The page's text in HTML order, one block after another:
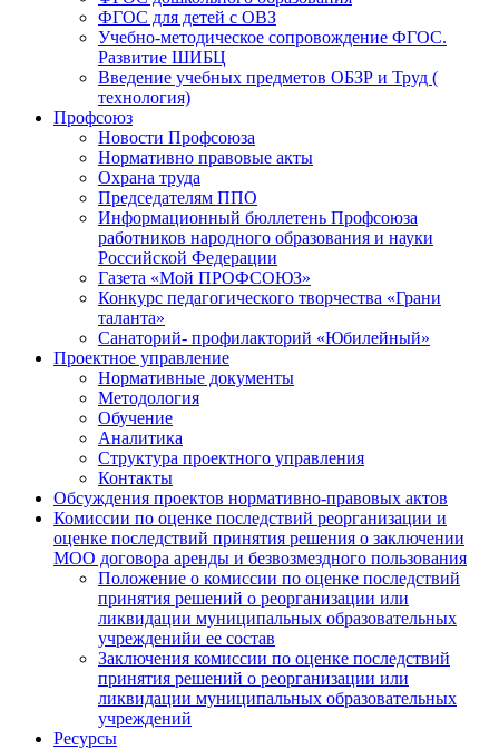
ФГОС для детей с ОВЗ
Учебно-методическое сопровождение ФГОС.
Развитие ШИБЦ
Введение учебных предметов ОБЗР и Труд (
технология)
Профсоюз
Новости Профсоюза
Нормативно правовые акты
Охрана труда
Председателям ППО
Информационный бюллетень Профсоюза
работников народного образования и науки
Российской Федерации
Газета «Мой ПРОФСОЮЗ»
Конкурс педагогического творчества «Грани
таланта»
Санаторий- профилакторий «Юбилейный»
Проектное управление
Нормативные документы
Методология
Обучение
Аналитика
Структура проектного управления
Контакты
Обсуждения проектов нормативно-правовых актов
Комиссии по оценке последствий реорганизации и
оценке последствий принятия решения о заключении
МОО договора аренды и безвозмездного пользования
Положение о комиссии по оценке последствий
принятия решений о реорганизации или
ликвидации муниципальных образовательных
учрежденийи ее состав
Заключения комиссии по оценке последствий
принятия решений о реорганизации или
ликвидации муниципальных образовательных
учреждений
Ресурсы